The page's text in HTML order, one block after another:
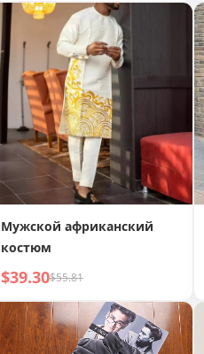
пальто в британском
стиле, свободная
утолщенная куртка-тренд
Мужской африканский
костюм
$39.30$55.81